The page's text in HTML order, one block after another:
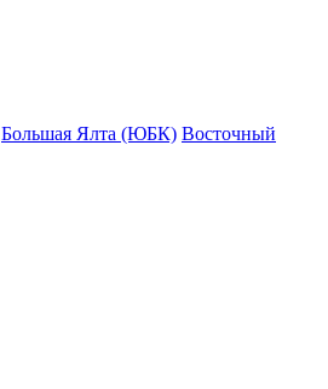
Большая Ялта (ЮБК) Восточный